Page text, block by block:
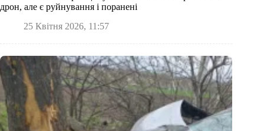
дрон, але є руйнування і поранені
25 Квітня 2026, 11:57